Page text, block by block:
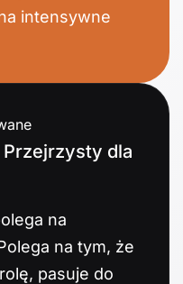
intensywne
dla
na
na tym, że
pasuje do